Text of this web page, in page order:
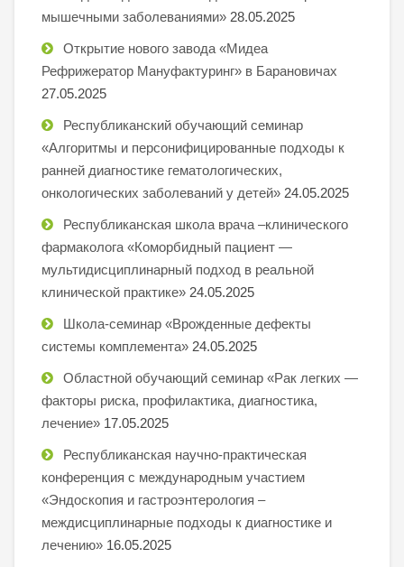
мышечными заболеваниями» 28.05.2025
Открытие нового завода «Мидеа
Рефрижератор Мануфактуринг» в Барановичах
27.05.2025
Республиканский обучающий семинар
«Алгоритмы и персонифицированные подходы к
ранней диагностике гематологических,
онкологических заболеваний у детей» 24.05.2025
Республиканская школа врача –клинического
фармаколога «Коморбидный пациент —
мультидисциплинарный подход в реальной
клинической практике» 24.05.2025
Школа-семинар «Врожденные дефекты
системы комплемента» 24.05.2025
Областной обучающий семинар «Рак легких —
факторы риска, профилактика, диагностика,
лечение» 17.05.2025
Республиканская научно-практическая
конференция с международным участием
«Эндоскопия и гастроэнтерология –
междисциплинарные подходы к диагностике и
лечению» 16.05.2025